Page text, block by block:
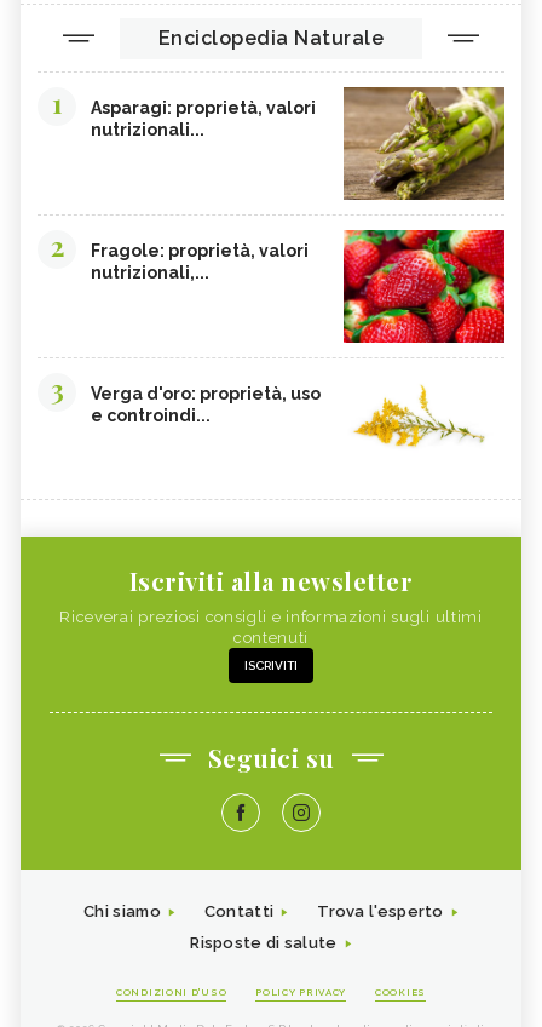
Enciclopedia Naturale
1
Asparagi: proprietà, valori
nutrizionali...
2
Fragole: proprietà, valori
nutrizionali,...
3
Verga d'oro: proprietà, uso
e controindi...
Iscriviti alla newsletter
Riceverai preziosi consigli e informazioni sugli ultimi
contenuti
ISCRIVITI
Seguici su
Chi siamo Contatti
Trova l'esperto
Risposte di salute
CONDIZIONI D'USO POLICY PRIVACY COOKIES